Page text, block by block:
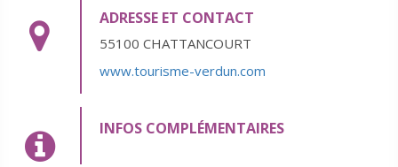
ADRESSE ET CONTACT
55100 CHATTANCOURT
www.tourisme-verdun.com
INFOS COMPLÉMENTAIRES